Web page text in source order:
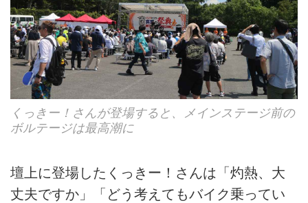
くっきー！さんが登場すると、メインステージ前の
ボルテージは最高潮に
壇上に登場したくっきー！さんは「灼熱、大
丈夫ですか」「どう考えてもバイク乗ってい